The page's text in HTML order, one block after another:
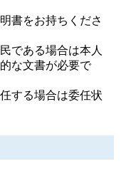
書をお持ちくださ
である場合は本人
な文書が必要で
する場合は委任状